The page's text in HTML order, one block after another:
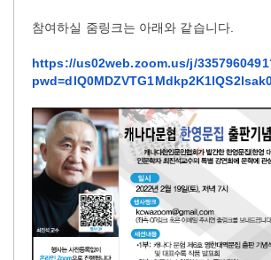
참여하실 줌링크는 아래와 같습니다.
https://us02web.zoom.us/j/